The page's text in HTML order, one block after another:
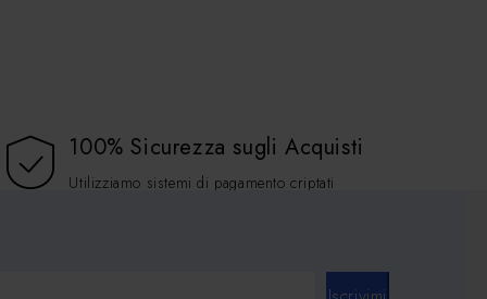
100% Sicurezza sugli Acquisti
Utilizziamo sistemi di pagamento criptati